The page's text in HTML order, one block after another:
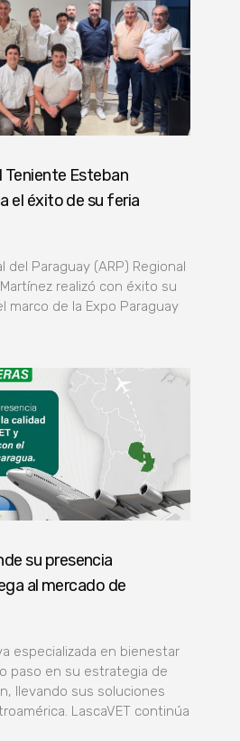
Teniente Esteban
el éxito de su feria
del Paraguay (ARP) Regional
realizó con éxito su
marco de la Expo Paraguay
su presencia
al mercado de
especializada en bienestar
paso en su estrategia de
llevando sus soluciones
LascaVET continúa